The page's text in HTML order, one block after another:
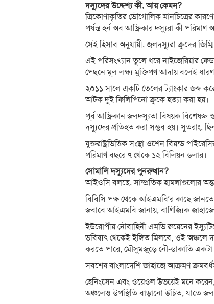
দস্যুদের উদ্দেশ্য কী, আয় কেমন?
ত্রিকোণাকৃতির ভৌগোলিক মানচিত্রের
পর্যন্ত হর্ন অব আফ্রিকার দস্যুরা কী
সেই হিসাব অনুযায়ী, জলদস্যুরা ক্রুদের
এই পরিসংখ্যান তুলে ধরে নাইজেরিয়ার
পেছনে মূল লক্ষ্য মুক্তিপণ আদায় বলেই
২০১১ সালে একটি তেলের ট্যাংকার জব্দ
আটক দুই ফিলিপিনো ক্রুকে হত্যা করা হয়।
পূর্ব আফ্রিকান জলদস্যুতা বিষয়ক বিশেষজ্ঞ
দস্যুদের প্রতিহত করা সম্ভব হয়। সুতরাং,
যুক্তরাষ্ট্রভিত্তিক সংস্থা ওশেন বিয়ন্ড
পরিমাণ বছরে ৭ থেকে ১২ বিলিয়ন ডলার।
সোমালি দস্যুদের পুনরুত্থান?
আইওসি বলছে, সাম্প্রতিক হামলাগুলোর
বিবিসি পক্ষ থেকে আইএমবি’র কাছে
জবাবে আইএমবি জানায়, বাণিজ্যিক
ইউরোপীয় নৌবাহিনী এমভি রুয়েনের
ভবিষ্যৎ থেকেই ইঙ্গিত মিলবে, ওই অঞ্চলে
করতে পারে, মৌসুমজুড়ে নৌ-ডাকাতি
সবশেষ বাংলাদেশি জাহাজে আক্রমণ
হেনিংসেন এবং ওয়েওল উভয়েই মনে
অঞ্চলেও উপস্থিতি বাড়ানো উচিত, যাতে